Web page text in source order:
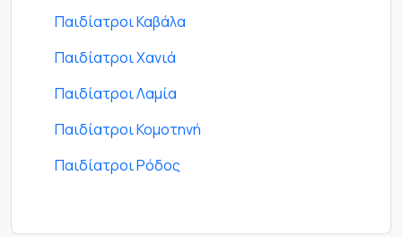
Παιδίατροι Καβάλα
Παιδίατροι Χανιά
Παιδίατροι Λαμία
Παιδίατροι Κομοτηνή
Παιδίατροι Ρόδος